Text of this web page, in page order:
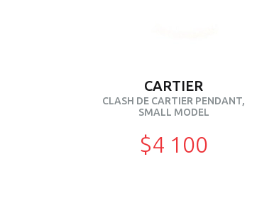
CARTIER
CLASH DE CARTIER PENDANT,
SMALL MODEL
$4 100